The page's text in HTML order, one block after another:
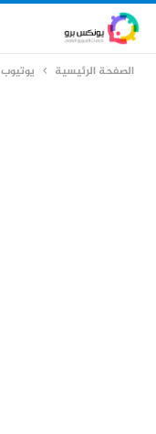
الصفحة الرئيسية يوتيوب